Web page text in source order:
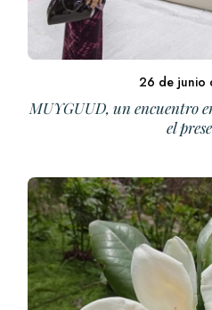
26 de junio
MUYGUUD, un encuentro
el